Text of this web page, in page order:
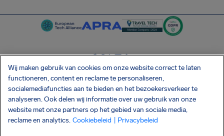
SocialFacebook
SocialTwitter
SocialInstagram
SocialLinkedin
DOWNLOAD ONZE GRATIS APP
Wij maken gebruik van cookies om onze website correct te laten
functioneren, content en reclame te personaliseren,
socialemediafuncties aan te bieden en het bezoekersverkeer te
analyseren. Ook delen wij informatie over uw gebruik van onze
website met onze partners op het gebied van sociale media,
reclame en analytics. Cookiebeleid | Privacybeleid